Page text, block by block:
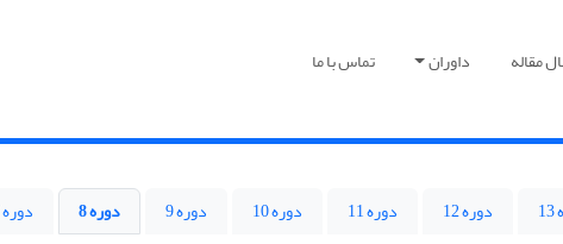
مقاله داوران تماس با ما
دوره 12 دوره 11 دوره 10 دوره 9 دوره 8 دوره 7